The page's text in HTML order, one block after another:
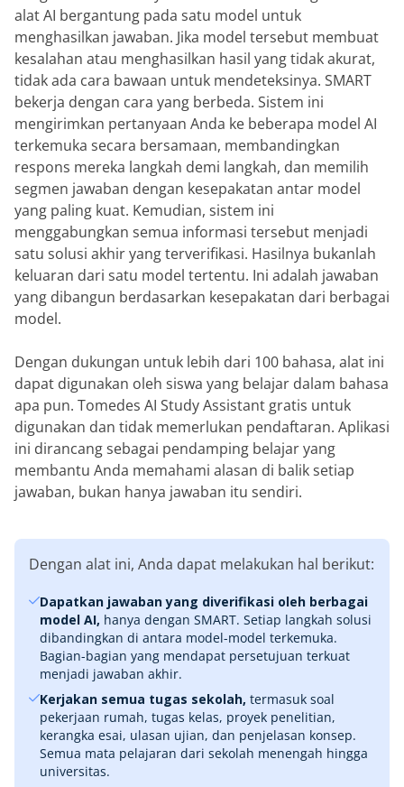
alat AI bergantung pada satu model untuk
menghasilkan jawaban. Jika model tersebut membuat
kesalahan atau menghasilkan hasil yang tidak akurat,
tidak ada cara bawaan untuk mendeteksinya. SMART
bekerja dengan cara yang berbeda. Sistem ini
mengirimkan pertanyaan Anda ke beberapa model AI
terkemuka secara bersamaan, membandingkan
respons mereka langkah demi langkah, dan memilih
segmen jawaban dengan kesepakatan antar model
yang paling kuat. Kemudian, sistem ini
menggabungkan semua informasi tersebut menjadi
satu solusi akhir yang terverifikasi. Hasilnya bukanlah
keluaran dari satu model tertentu. Ini adalah jawaban
yang dibangun berdasarkan kesepakatan dari berbagai
model.
Dengan dukungan untuk lebih dari 100 bahasa, alat ini
dapat digunakan oleh siswa yang belajar dalam bahasa
apa pun. Tomedes AI Study Assistant gratis untuk
digunakan dan tidak memerlukan pendaftaran. Aplikasi
ini dirancang sebagai pendamping belajar yang
membantu Anda memahami alasan di balik setiap
jawaban, bukan hanya jawaban itu sendiri.
Dengan alat ini, Anda dapat melakukan hal berikut:
Dapatkan jawaban yang diverifikasi oleh berbagai
model AI, hanya dengan SMART. Setiap langkah solusi
dibandingkan di antara model-model terkemuka.
Bagian-bagian yang mendapat persetujuan terkuat
menjadi jawaban akhir.
Kerjakan semua tugas sekolah, termasuk soal
pekerjaan rumah, tugas kelas, proyek penelitian,
kerangka esai, ulasan ujian, dan penjelasan konsep.
Semua mata pelajaran dari sekolah menengah hingga
universitas.